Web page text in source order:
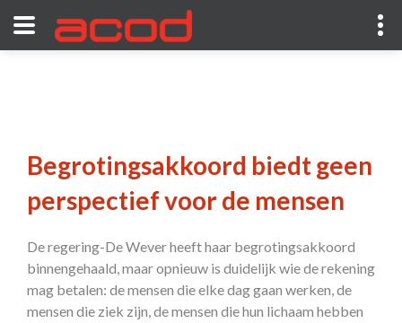
Begrotingsakkoord biedt geen
perspectief voor de mensen
De regering-De Wever heeft haar begrotingsakkoord
binnengehaald, maar opnieuw is duidelijk wie de rekening
mag betalen: de mensen die elke dag gaan werken, de
mensen die ziek zijn, de mensen die hun lichaam hebben